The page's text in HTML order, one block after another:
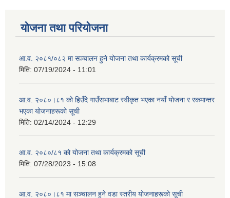
योजना तथा परियोजना
आ.व. २०८१/०८२ मा सञ्चालन हुने योजना तथा कार्यक्रमको सूची
मिति: 07/19/2024 - 11:01
आ.व. २०८०।८१ को हिउँदे गाउँसभाबाट स्वीकृत भएका नयाँ योजना र रकमान्तर
भएका योजनाहरूको सूची
मिति: 02/14/2024 - 12:29
आ.व. २०८०/८१ को योजना तथा कार्यक्रमको सूची
मिति: 07/28/2023 - 15:08
आ.व. २०८०।८१ मा सञ्चालन हुने वडा स्तरीय योजनाहरूको सूची